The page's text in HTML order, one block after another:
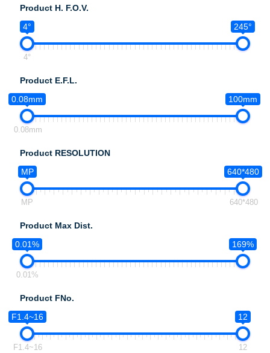
Product H. F.O.V.
4°
245°
4°
Product E.F.L.
0.08mm
100mm
0.08mm
Product RESOLUTION
MP
640*480
MP 640*480
Product Max Dist.
0.01%
169%
0.01%
Product FNo.
F1.4~16
12
F1.4~16 12